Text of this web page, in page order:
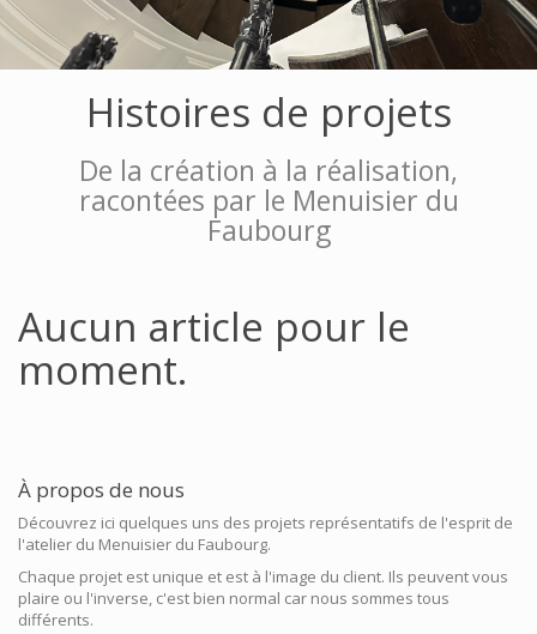
Histoires de projets
De la création à la réalisation,
racontées par le Menuisier du
Faubourg
Aucun article pour le
moment.
À propos de nous
Découvrez ici quelques uns des projets représentatifs de l'esprit de
l'atelier du Menuisier du Faubourg.
Chaque projet est unique et est à l'image du client. Ils peuvent vous
plaire ou l'inverse, c'est bien normal car nous sommes tous
différents.